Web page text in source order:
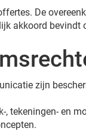
De
akkoord
zijn
tekeningen- en